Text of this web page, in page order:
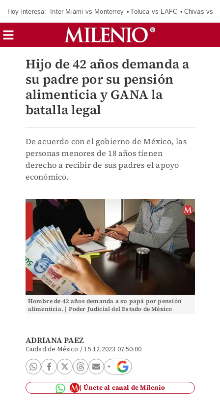
Hoy interesa: Inter Miami vs Monterrey Toluca vs LAFC Chivas vs
Hijo de 42 años demanda a
su padre por su pensión
alimenticia y GANA la
batalla legal
De acuerdo con el gobierno de México, las
personas menores de 18 años tienen
derecho a recibir de sus padres el apoyo
económico.
Hombre de 42 años demanda a su papá por pensión
alimenticia. | Poder Judicial del Estado de México
ADRIANA PAEZ
Ciudad de México /15.12.2023 07:50:00
Únete al canal de Milenio